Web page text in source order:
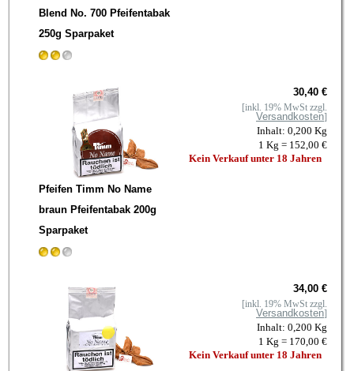
Blend No. 700 Pfeifentabak
250g Sparpaket
Pfeifen Timm No Name
braun Pfeifentabak 200g
Sparpaket
30,40 €
[inkl. 19% MwSt zzgl.
Versandkosten]
Inhalt: 0,200 Kg
1 Kg = 152,00 €
Kein Verkauf unter 18 Jahren
34,00 €
[inkl. 19% MwSt zzgl.
Versandkosten]
Inhalt: 0,200 Kg
1 Kg = 170,00 €
Kein Verkauf unter 18 Jahren